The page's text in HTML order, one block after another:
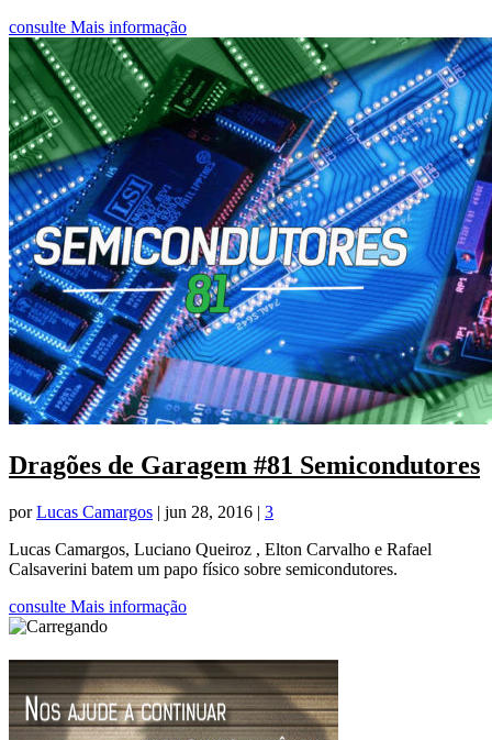
consulte Mais informação
Dragões de Garagem #81 Semicondutores
porLucas Camargos | jun 28, 2016 | 3
Lucas Camargos, Luciano Queiroz , Elton Carvalho e Rafael
Calsaverini batem um papo físico sobre semicondutores.
consulte Mais informação